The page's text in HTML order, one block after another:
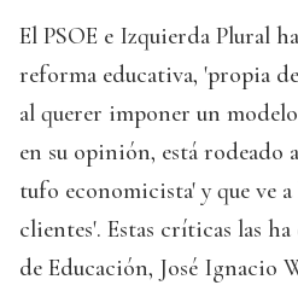
El PSOE e Izquierda Plural
reforma educativa, 'propia
al querer imponer un
en su opinión, está rodeado
tufo economicista' y que ve
clientes'. Estas críticas las
de Educación, José Ignacio